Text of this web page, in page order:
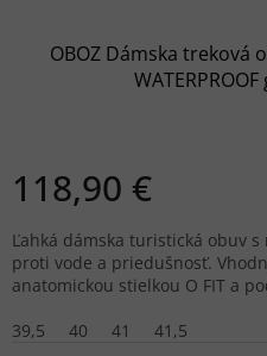
OBOZ Dámska treková
118,90 €
Ľahká dámska turistická obuv
proti vode a priedušnosť.
anatomickou stielkou O FIT a
39,5
40 41 41,5